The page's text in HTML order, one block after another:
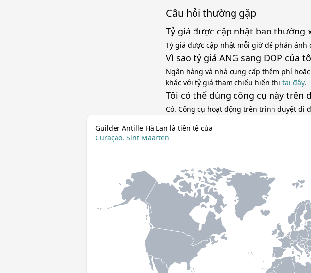
Câu hỏi thường gặp
Tỷ giá được cập nhật bao thường
Tỷ giá được cập nhật mỗi giờ để phản
Vì sao tỷ giá ANG sang DOP của
Ngân hàng và nhà cung cấp thêm phí
khác với tỷ giá tham chiếu hiển thị tại đây.
Tôi có thể dùng công cụ này trên
Có. Công cụ hoạt động trên trình duyệt di
Guilder Antille Hà Lan là tiền tệ của
Curaçao, Sint Maarten